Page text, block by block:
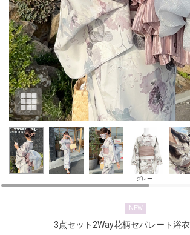
グレー
NEW
3点セット2Way花柄セパレート浴衣